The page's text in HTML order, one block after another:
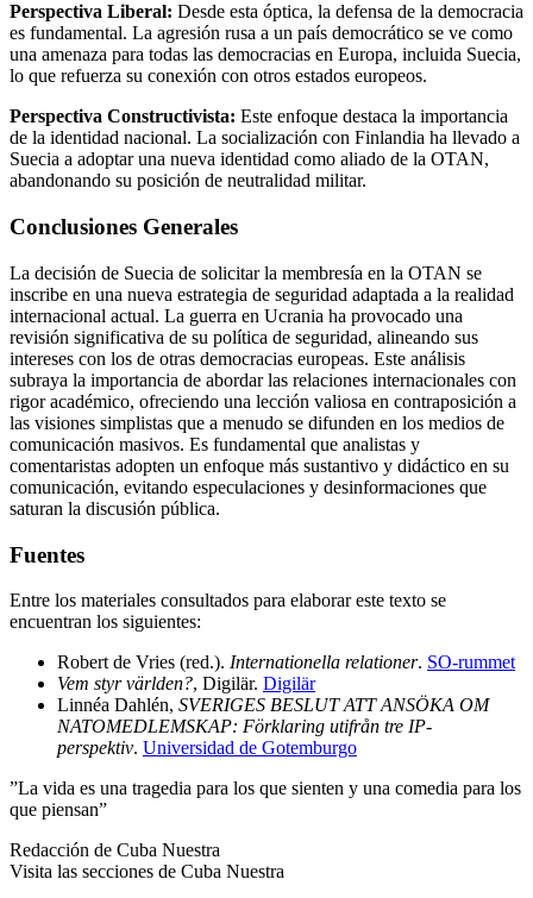
Perspectiva Liberal: Desde esta óptica, la defensa de la democracia
es fundamental. La agresión rusa a un país democrático se ve como
una amenaza para todas las democracias en Europa, incluida Suecia,
lo que refuerza su conexión con otros estados europeos.
Perspectiva Constructivista: Este enfoque destaca la importancia
de la identidad nacional. La socialización con Finlandia ha llevado a
Suecia a adoptar una nueva identidad como aliado de la OTAN,
abandonando su posición de neutralidad militar.
Conclusiones Generales
La decisión de Suecia de solicitar la membresía en la OTAN se
inscribe en una nueva estrategia de seguridad adaptada a la realidad
internacional actual. La guerra en Ucrania ha provocado una
revisión significativa de su política de seguridad, alineando sus
intereses con los de otras democracias europeas. Este análisis
subraya la importancia de abordar las relaciones internacionales con
rigor académico, ofreciendo una lección valiosa en contraposición a
las visiones simplistas que a menudo se difunden en los medios de
comunicación masivos. Es fundamental que analistas y
comentaristas adopten un enfoque más sustantivo y didáctico en su
comunicación, evitando especulaciones y desinformaciones que
saturan la discusión pública.
Fuentes
Entre los materiales consultados para elaborar este texto se
encuentran los siguientes:
Robert de Vries (red.). Internationella relationer. SO-rummet
Vem styr världen?, Digilär. Digilär
Linnéa Dahlén, SVERIGES BESLUT ATT ANSÖKA OM
NATOMEDLEMSKAP: Förklaring utifrån tre IP-
perspektiv. Universidad de Gotemburgo
”La vida es una tragedia para los que sienten y una comedia para los
que piensan”
Redacción de Cuba Nuestra
Visita las secciones de Cuba Nuestra